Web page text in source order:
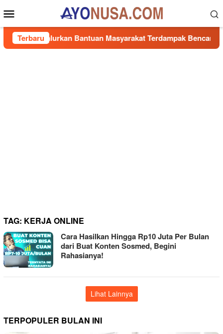
ke
kontenMobile
Terbaru
Salurkan Bantuan Masyarakat Terdampak Bencana Banjir
TAG: KERJA ONLINE
Cara Hasilkan Hingga Rp10 Juta Per Bulan
dari Buat Konten Sosmed, Begini
Rahasianya!
Lihat Lainnya
TERPOPULER BULAN INI